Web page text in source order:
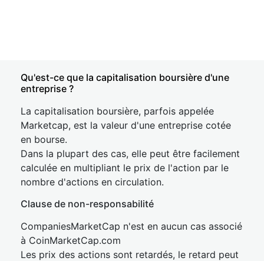
Qu'est-ce que la capitalisation boursière d'une
entreprise ?
La capitalisation boursière, parfois appelée
Marketcap, est la valeur d'une entreprise cotée
en bourse.
Dans la plupart des cas, elle peut être facilement
calculée en multipliant le prix de l'action par le
nombre d'actions en circulation.
Clause de non-responsabilité
CompaniesMarketCap n'est en aucun cas associé
à CoinMarketCap.com
Les prix des actions sont retardés, le retard peut